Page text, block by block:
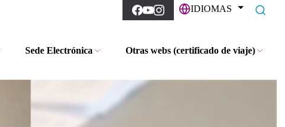
IDIOMAS
Sede Electrónica Otras webs (certificado de viaje)